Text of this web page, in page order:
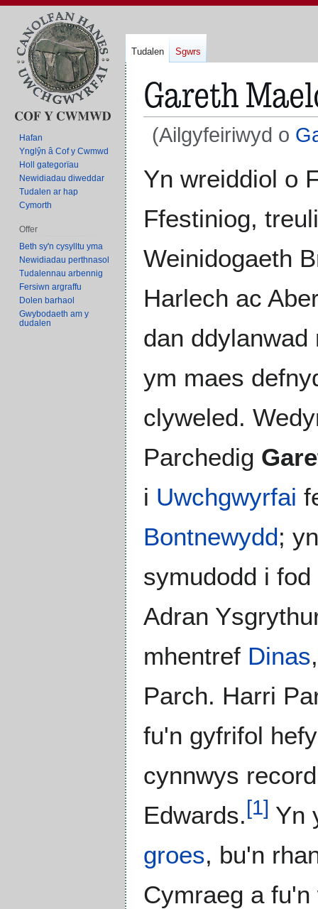
Gareth
(Ailgyfeiriwyd o
i'r
llywio
i'r
chwilio
Yn wreiddiol o
Ffestiniog,
Weinidogaeth
Harlech ac
dan
ym maes
clyweled.
Parchedig
i Uwchgwyrfai
Bontnewydd;
symudodd i
Adran
mhentref Dinas
Parch. Harri
fu'n gyfrifol
cynnwys
Edwards.[1] Yn
groes, bu'n
Cymraeg a
Tudalen Sgwrs
Hafan
Ynglŷn â Cof y Cwmwd
Holl gategorïau
Newidiadau diweddar
Tudalen ar hap
Cymorth
Offer
Beth sy'n cysylltu yma
Newidiadau perthnasol
Tudalennau arbennig
Fersiwn argraffu
Dolen barhaol
Gwybodaeth am y
dudalen